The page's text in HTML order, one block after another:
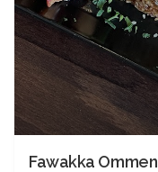
Fawakka Ommen